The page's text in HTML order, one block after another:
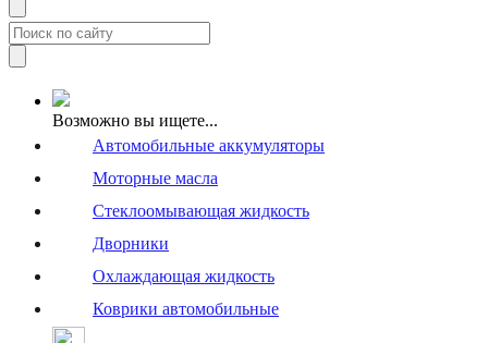
Возможно вы ищете...
Автомобильные аккумуляторы
Моторные масла
Стеклоомывающая жидкость
Дворники
Охлаждающая жидкость
Коврики автомобильные